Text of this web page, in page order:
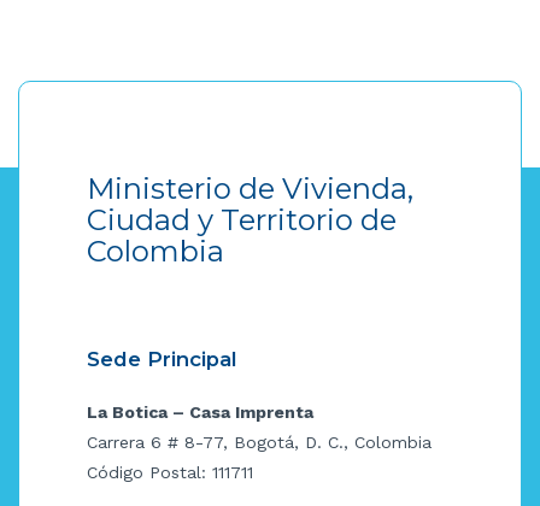
Ministerio de Vivienda,
Ciudad y Territorio de
Colombia
Sede Principal
La Botica – Casa Imprenta
Carrera 6 # 8-77, Bogotá, D. C., Colombia
Código Postal: 111711